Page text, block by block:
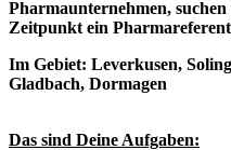
Pharmaunternehmen,
Zeitpunkt ein
Im Gebiet: Leverkusen,
Gladbach, Dormagen
Das sind Deine Aufgaben: